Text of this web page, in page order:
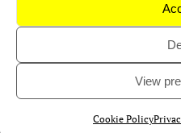
View
Cookie Policy
Copyright © AFO 2000-